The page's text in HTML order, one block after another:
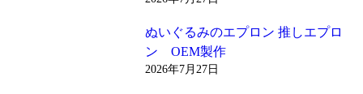
ぬいぐるみのエプロン 推しエプロ
ン OEM製作
2026年7月27日